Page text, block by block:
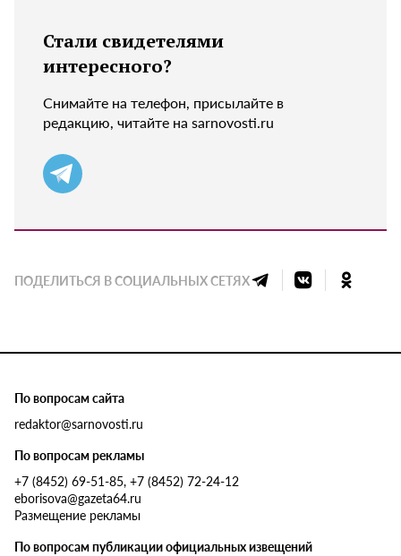
Стали свидетелями
интересного?
Снимайте на телефон, присылайте в
редакцию, читайте на sarnovosti.ru
ПОДЕЛИТЬСЯ В СОЦИАЛЬНЫХ СЕТЯХ
По вопросам сайта
redaktor@sarnovosti.ru
По вопросам рекламы
+7 (8452) 69-51-85, +7 (8452) 72-24-12
eborisova@gazeta64.ru
Размещение рекламы
По вопросам публикации официальных извещений